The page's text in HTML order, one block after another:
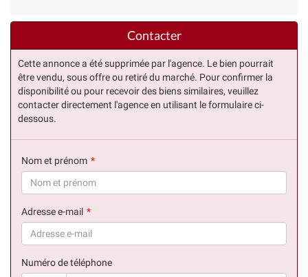
Contacter
Cette annonce a été supprimée par l'agence. Le bien pourrait
être vendu, sous offre ou retiré du marché. Pour confirmer la
disponibilité ou pour recevoir des biens similaires, veuillez
contacter directement l'agence en utilisant le formulaire ci-
dessous.
Nom et prénom
Adresse e-mail
Numéro de téléphone